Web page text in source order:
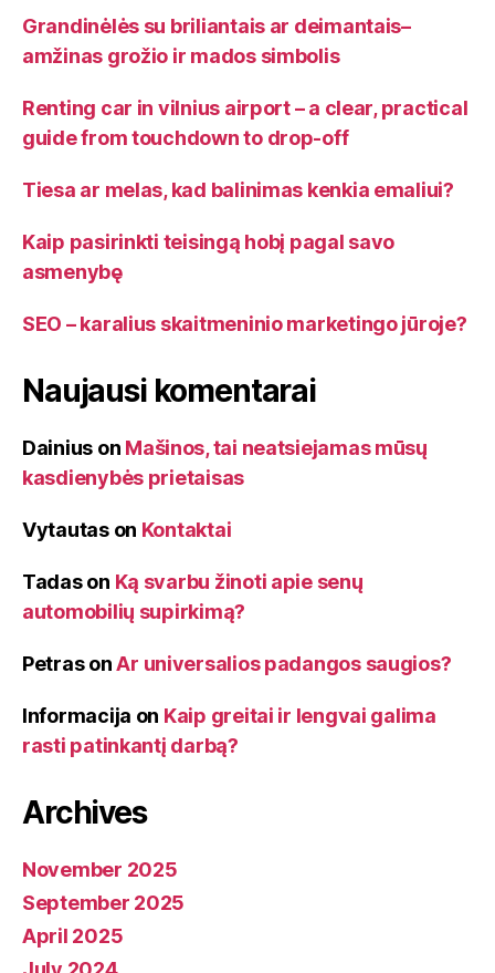
Grandinėlės su briliantais ar deimantais–
amžinas grožio ir mados simbolis
Renting car in vilnius airport – a clear, practical
guide from touchdown to drop-off
Tiesa ar melas, kad balinimas kenkia emaliui?
Kaip pasirinkti teisingą hobį pagal savo
asmenybę
SEO – karalius skaitmeninio marketingo jūroje?
Naujausi komentarai
Dainius on Mašinos, tai neatsiejamas mūsų
kasdienybės prietaisas
Vytautason Kontaktai
Tadason Ką svarbu žinoti apie senų
automobilių supirkimą?
PetrasonAr universalios padangos saugios?
Informacija on Kaip greitai ir lengvai galima
rasti patinkantį darbą?
Archives
November 2025
September 2025
April 2025